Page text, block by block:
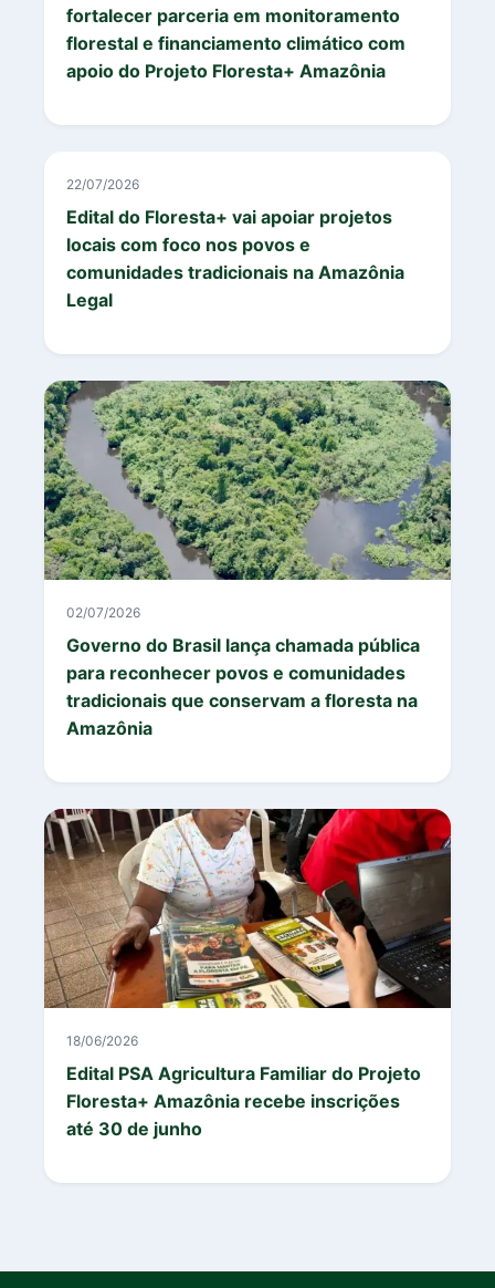
fortalecer parceria em monitoramento
florestal e financiamento climático com
apoio do Projeto Floresta+ Amazônia
22/07/2026
Edital do Floresta+ vai apoiar projetos
locais com foco nos povos e
comunidades tradicionais na Amazônia
Legal
02/07/2026
Governo do Brasil lança chamada pública
para reconhecer povos e comunidades
tradicionais que conservam a floresta na
Amazônia
18/06/2026
Edital PSA Agricultura Familiar do Projeto
Floresta+ Amazônia recebe inscrições
até 30 de junho